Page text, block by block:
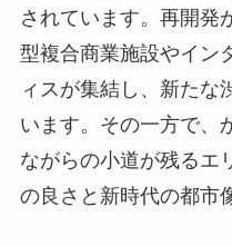
されています。再開発
型複合商業施設やイン
ィスが集結し、新たな
います。その一方で、
ながらの小道が残るエ
の良さと新時代の都市